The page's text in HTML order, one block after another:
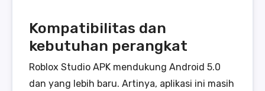
Kompatibilitas dan
kebutuhan perangkat
Roblox Studio APK mendukung Android 5.0
dan yang lebih baru. Artinya, aplikasi ini masih